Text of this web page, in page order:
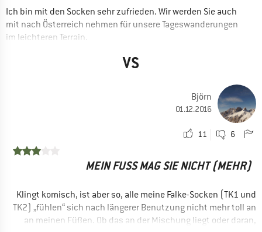
Ich bin mit den Socken sehr zufrieden. Wir werden Sie auch
mit nach Österreich nehmen für unsere Tageswanderungen
im leichteren Terrain.
Optisch ansprechend
VS
Björn
01.12.2016
11 6
MEIN FUSS MAG SIE NICHT (MEHR)
Klingt komisch, ist aber so, alle meine Falke-Socken (TK1 und
TK2) „fühlen“ sich nach längerer Benutzung nicht mehr toll an
an meinen Füßen. Ob das an der Mischung liegt oder daran,